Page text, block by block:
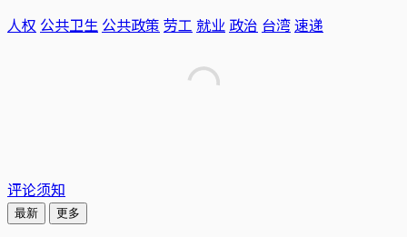
人权 公共卫生 公共政策 劳工 就业 政治 台湾速递
评论须知
最新 更多